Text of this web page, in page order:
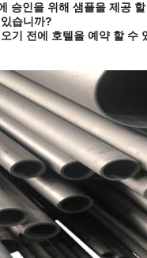
승인을 위해 샘플을 제공
습니까?
기 전에 호텔을 예약 할 수